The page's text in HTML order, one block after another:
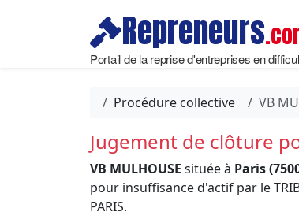
Repreneurs
Portail de la reprise d'entreprises en
Procédure collective VB
Jugement de clôture
VB MULHOUSE située à Paris
pour insuffisance d'actif par le
PARIS.